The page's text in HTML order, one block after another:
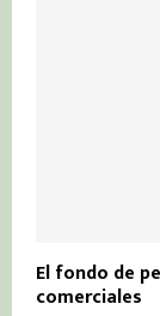
El fondo de
comerciales